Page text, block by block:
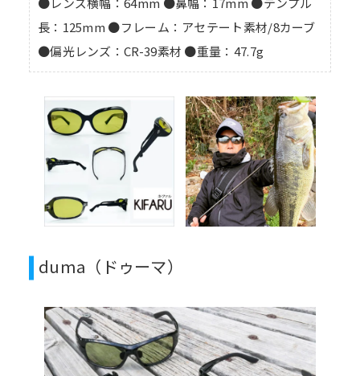
長：125mm ●フレーム：アセテート素材/8カーブ
●偏光レンズ：CR-39素材 ●重量：47.7g
duma（ドゥーマ）